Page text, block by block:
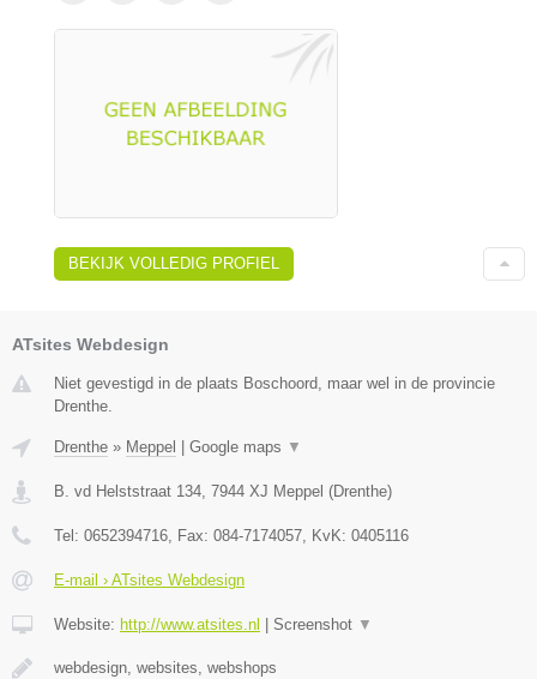
BEKIJK VOLLEDIG PROFIEL
ATsites Webdesign
Niet gevestigd in de plaats Boschoord, maar wel in de provincie
Drenthe.
Drenthe » Meppel Google maps ▼
B. vd Helststraat 134, 7944 XJ Meppel (Drenthe)
Tel: 0652394716, Fax: 084-7174057, KvK: 0405116
E-mail › ATsites Webdesign
Website: http://www.atsites.nl Screenshot ▼
webdesign, websites, webshops